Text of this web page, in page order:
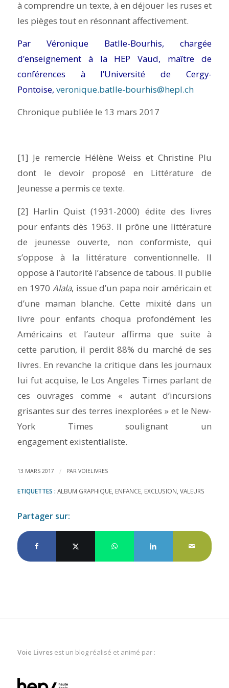
à comprendre un texte, à en déjouer les ruses et
les pièges tout en résonnant affectivement.
Par Véronique Batlle-Bourhis, chargée
d’enseignement à la HEP Vaud, maître de
conférences à l’Université de Cergy-
Pontoise, veronique.batlle-bourhis@hepl.ch
Chronique publiée le 13 mars 2017
[1] Je remercie Hélène Weiss et Christine Plu
dont le devoir proposé en Littérature de
Jeunesse a permis ce texte.
[2] Harlin Quist (1931-2000) édite des livres
pour enfants dès 1963. Il prône une littérature
de jeunesse ouverte, non conformiste, qui
s’oppose à la littérature conventionnelle. Il
oppose à l’autorité l’absence de tabous. Il publie
en 1970 Alala, issue d’un papa noir américain et
d’une maman blanche. Cette mixité dans un
livre pour enfants choqua profondément les
Américains et l’auteur affirma que suite à
cette parution, il perdit 88% du marché de ses
livres. En revanche la critique dans les journaux
lui fut acquise, le Los Angeles Times parlant de
ces ouvrages comme « autant d’incursions
grisantes sur des terres inexplorées » et le New-
York Times soulignant un
engagement existentialiste.
13 MARS 2017 / PAR VOIELIVRES
ETIQUETTES : ALBUM GRAPHIQUE, ENFANCE, EXCLUSION VALEURS
Partager sur:
Voie Livresest un blog réalisé et animé par :